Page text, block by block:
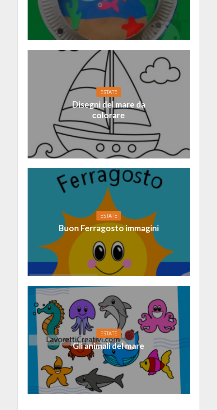
ESTATE
Disegni del mare da
colorare
ESTATE
Buon Ferragosto immagini
ESTATE
Gli animali del mare